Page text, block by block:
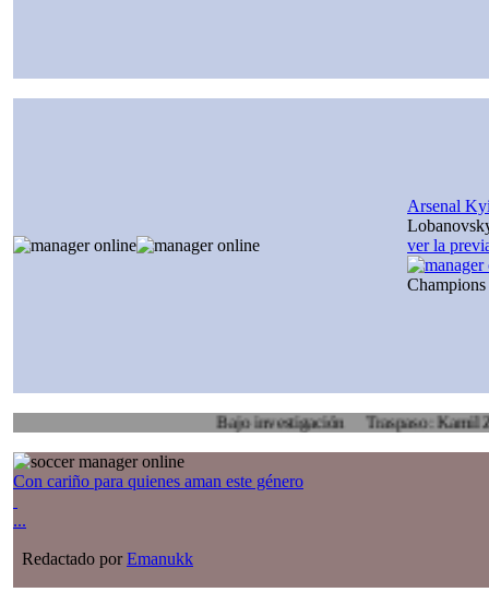
Arsenal
ver la
Bajo investigación Traspaso: Kamil Zoidl,
Con cariño para quienes aman este género
...
Redactado porEmanukk